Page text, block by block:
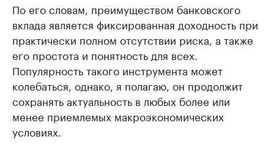
По его словам, преимуществом банковского
вклада является фиксированная доходность при
практически полном отсутствии риска, а также
его простота и понятность для всех.
Популярность такого инструмента может
колебаться, однако, я полагаю, он продолжит
сохранять актуальность в любых более или
менее приемлемых макроэкономических
условиях.